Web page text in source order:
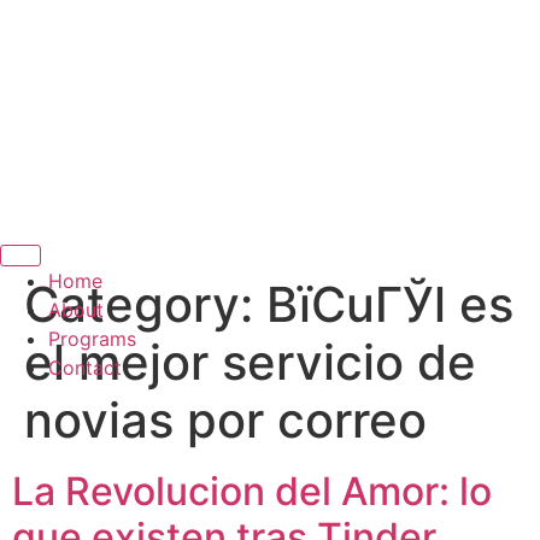
Home
About
Programs
Contact
Hamburger Toggle Menu
Category: ВїCuГЎl es
el mejor servicio de
novias por correo
La Revolucion del Amor: lo